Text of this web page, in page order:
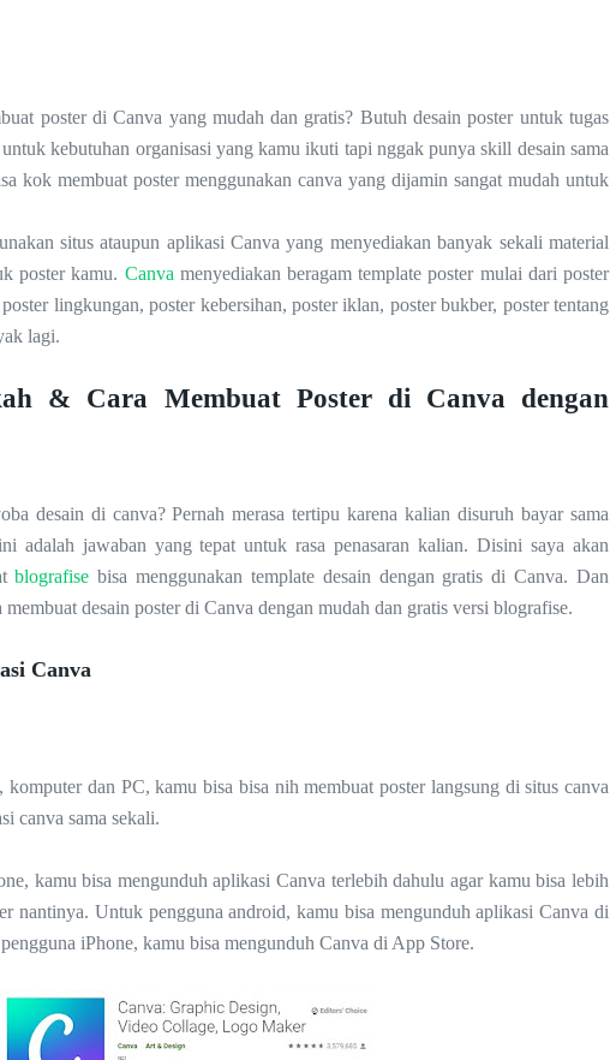
poster di Canva yang mudah dan gratis? Butuh desain poster untuk tugas
kebutuhan organisasi yang kamu ikuti tapi nggak punya skill desain sama
kok membuat poster menggunakan canva yang dijamin sangat mudah untuk
situs ataupun aplikasi Canva yang menyediakan banyak sekali material
poster kamu. Canva menyediakan beragam template poster mulai dari poster
lingkungan, poster kebersihan, poster iklan, poster bukber, poster tentang
lagi.
& Cara Membuat Poster di Canva dengan
desain di canva? Pernah merasa tertipu karena kalian disuruh bayar sama
adalah jawaban yang tepat untuk rasa penasarankalian. Disini saya akan
blografisebisa menggunakan template desain dengan gratis di Canva. Dan
desain poster di Canva dengan mudah dan gratis versi blografise.
Canva
dan PC, kamu bisa bisa nih membuat poster langsung di situs canva
canva sama sekali.
kamu bisa mengunduh aplikasi Canva terlebih dahulu agar kamu bisa lebih
nantinya. Untuk pengguna android, kamu bisa mengunduh aplikasi Canva di
iPhone, kamu bisa mengunduh Canva di App Store.